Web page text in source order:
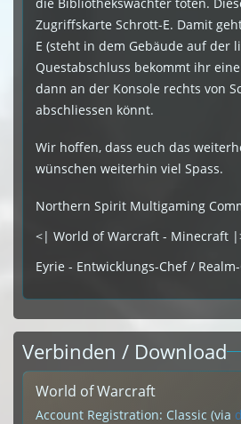
Zugriffskarte Schrott-E. Damit
E (steht in dem Gebäude auf der
Questabschluss bekommt ihr
dann an der Konsole rechts von
abschliessen könnt.
Wir hoffen, dass euch das
wünschen weiterhin viel Spass.
Northern Spirit Multigaming
<| World of Warcraft - Minecraft
Eyrie - Entwicklungs-Chef /
Verbinden / Download
World of Warcraft
Account Registration: Classic (via